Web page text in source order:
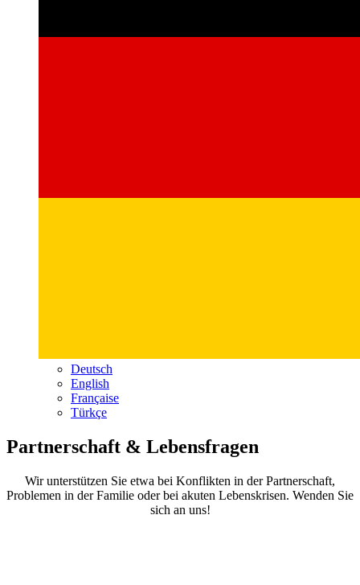
Deutsch
English
Française
Türkçe
Partnerschaft & Lebensfragen
Wir unterstützen Sie etwa bei Konflikten in der Partnerschaft,
Problemen in der Familie oder bei akuten Lebenskrisen. Wenden Sie
sich an uns!